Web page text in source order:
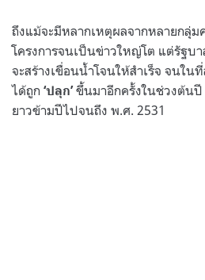
ถึงแม้จะมีหลากเหตุผลจากหลายกลุ่
โครงการจนเป็นข่าวใหญ่โต แต่รัฐบ
จะสร้างเขื่อนน้ำโจนให้สำเร็จ จนใน
ได้ถูก ‘ปลุก’ขึ้นมาอีกครั้งในช่วงต้นปี
ยาวข้ามปีไปจนถึง พ.ศ. 2531